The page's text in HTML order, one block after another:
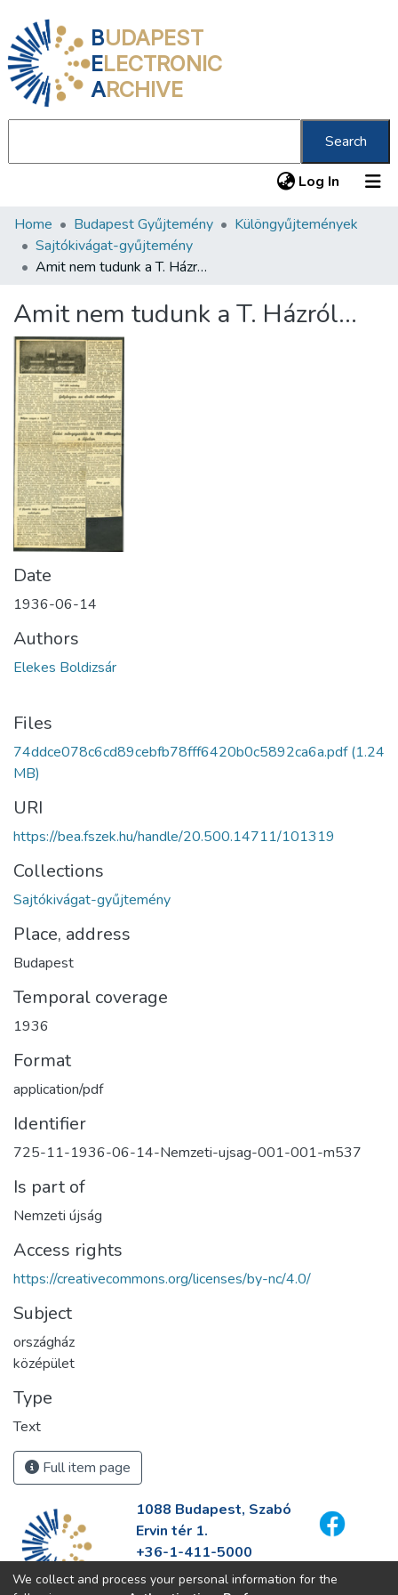
BUDAPEST
ELECTRONIC
ARCHIVE
Search
Log In (current)
Communities & Collections
All of DSpace
About us
Home Budapest Gyűjtemény
Különgyűjtemények
Sajtókivágat-gyűjtemény
Amit nem tudunk a T. Házról…
Amit nem tudunk a T. Házról…
Date
1936-06-14
Authors
Elekes Boldizsár
Files
74ddce078c6cd89cebfb78fff6420b0c5892ca6a.pdf(1.24
MB)
URI
https://bea.fszek.hu/handle/20.500.14711/101319
Collections
Sajtókivágat-gyűjtemény
Place, address
Budapest
Temporal coverage
1936
Format
application/pdf
Identifier
725-11-1936-06-14-Nemzeti-ujsag-001-001-m537
Is part of
Nemzeti újság
Access rights
https://creativecommons.org/licenses/by-nc/4.0/
Subject
országház
középület
Type
Text
Full item page
1088 Budapest, Szabó
Ervin tér 1.
+36-1-411-5000
info@fszek.hu
We collect and process your personal information for the